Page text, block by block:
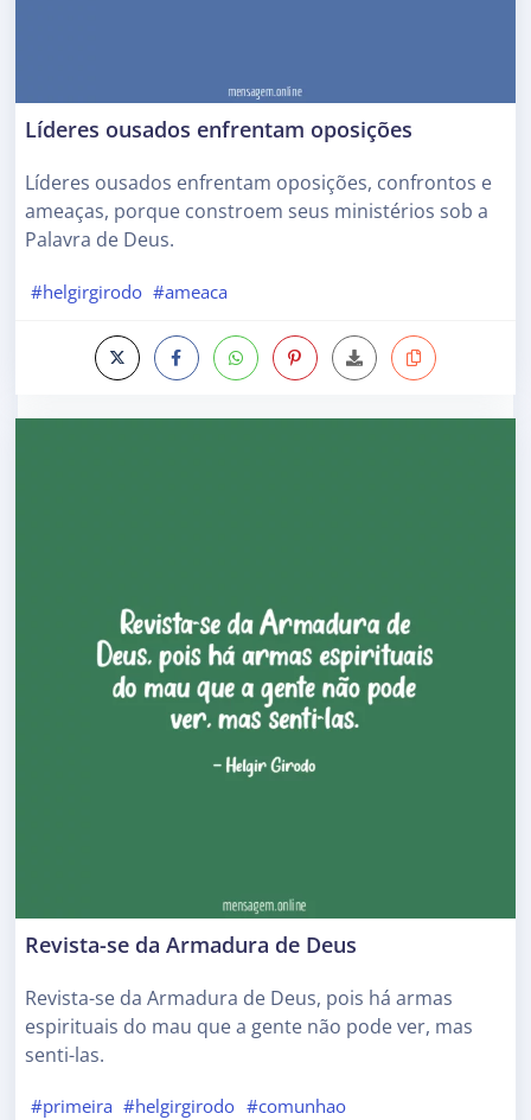
Líderes ousados enfrentam oposições
Líderes ousados enfrentam oposições, confrontos e
ameaças, porque constroem seus ministérios sob a
Palavra de Deus.
#helgirgirodo #ameaca
Revista-se da Armadura de Deus
Revista-se da Armadura de Deus, pois há armas
espirituais do mau que a gente não pode ver, mas
senti-las.
#primeira #helgirgirodo #comunhao